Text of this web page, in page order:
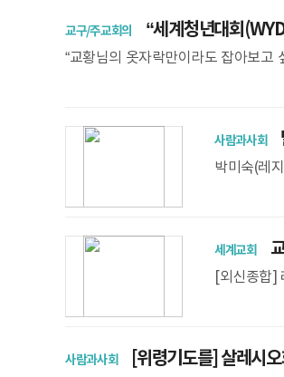
교구/주교회의 “세계청년대회
“교황님의 옷자락만이라도 잡아보고
사람과사회
박미숙(레
11차 선거
세계교회교
[외신종합]
릭 언론인
사람과사회[위령기도를] 살레시오